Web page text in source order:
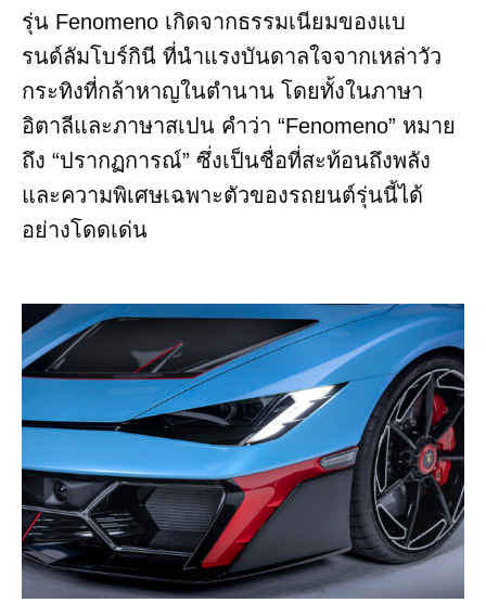
รุ่น Fenomeno เกิดจากธรรมเนียมของแบ
รนด์ลัมโบร์กินี ที่นำแรงบันดาลใจจากเหล่าวัว
กระทิงที่กล้าหาญในตำนาน โดยทั้งในภาษา
อิตาลีและภาษาสเปน คำว่า “Fenomeno” หมาย
ถึง “ปรากฏการณ์” ซึ่งเป็นชื่อที่สะท้อนถึงพลัง
และความพิเศษเฉพาะตัวของรถยนต์รุ่นนี้ได้
อย่างโดดเด่น